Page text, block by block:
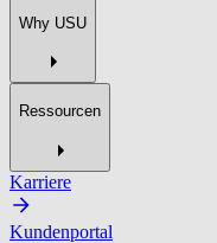
Why USU
Ressourcen
Karriere
Kundenportal